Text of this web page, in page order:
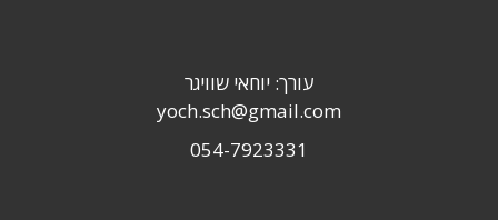
עורך: יוחאי שוויגר
yoch.sch@gmail.com
054-7923331